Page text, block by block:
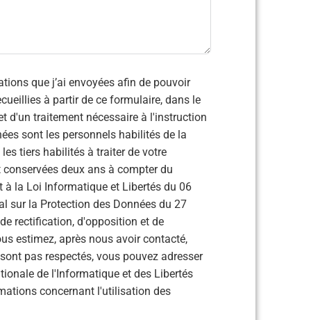
que j’ai envoyées afin de pouvoir
d'un traitement nécessaire à l'instruction
sont les personnels habilités de la
tiers habilités à traiter de votre
deux ans à compter du
la Loi Informatique et Libertés du 06
sur la Protection des Données du 27
rectification, d'opposition et de
pas respectés, vous pouvez adresser
de l'Informatique et des Libertés
concernant l'utilisation des